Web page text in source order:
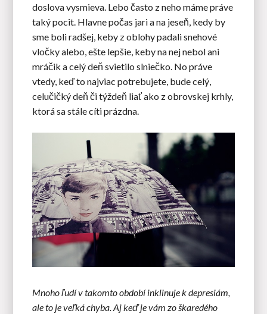
doslova vysmieva. Lebo často z neho máme práve
taký pocit. Hlavne počas jari a na jeseň, kedy by
sme boli radšej, keby z oblohy padali snehové
vločky alebo, ešte lepšie, keby na nej nebol ani
mráčik a celý deň svietilo slniečko. No práve
vtedy, keď to najviac potrebujete, bude celý,
celučičký deň či týždeň liať ako z obrovskej krhly,
ktorá sa stále cíti prázdna.
Mnoho ľudí v takomto období inklinuje k depresiám,
ale to je veľká chyba. Aj keď je vám zo škaredého